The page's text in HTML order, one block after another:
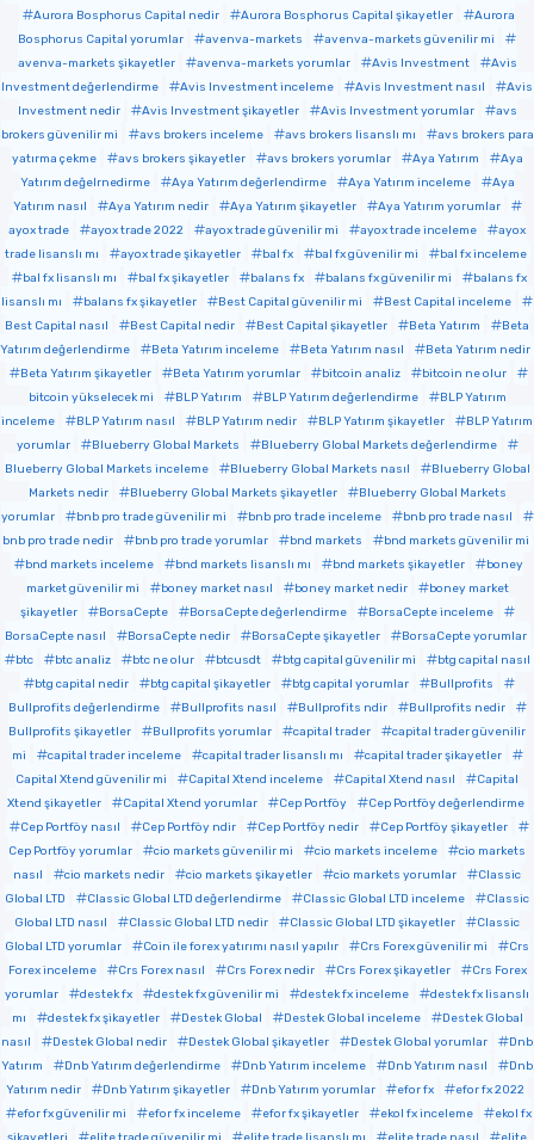
Aurora Bosphorus Capital nedir
Aurora Bosphorus Capital şikayetler
Aurora
Bosphorus Capital yorumlar
avenva-markets
avenva-markets güvenilir mi
avenva-markets şikayetler
avenva-markets yorumlar Avis Investment
Avis
Investment değerlendirme
Avis Investment inceleme Avis Investment nasıl
Avis
Investment nedir
Avis Investment şikayetler Avis Investment yorumlar
avs
brokers güvenilir mi
avs brokers inceleme avs brokers lisanslı mı
avs brokers para
yatırma çekme
avs brokers şikayetler avs brokers yorumlar Aya Yatırım
Aya
Yatırım değelrnedirme
Aya Yatırım değerlendirme Aya Yatırım inceleme
Aya
Yatırım nasıl
Aya Yatırım nedir Aya Yatırım şikayetler
Aya Yatırım yorumlar
ayox trade
ayox trade 2022 ayox trade güvenilir mi ayox trade inceleme
ayox
trade lisanslı mı
ayox trade şikayetler bal fx bal fx güvenilir mi
bal fx inceleme
bal fx lisanslı mı
bal fx şikayetler balans fx balans fx güvenilir mi
balans fx
lisanslı mı
balans fx şikayetler Best Capital güvenilir mi
Best Capital inceleme
Best Capital nasıl
Best Capital nedir Best Capital şikayetler Beta Yatırım
Beta
Yatırım değerlendirme
Beta Yatırım inceleme Beta Yatırım nasıl
Beta Yatırım nedir
Beta Yatırım şikayetler
Beta Yatırım yorumlar bitcoin analiz
bitcoin ne olur
bitcoin yükselecek mi
BLP Yatırım BLP Yatırım değerlendirme
BLP Yatırım
inceleme
BLP Yatırım nasıl BLP Yatırım nedir BLP Yatırım şikayetler
BLP Yatırım
yorumlar
Blueberry Global Markets
Blueberry Global Markets değerlendirme
Blueberry Global Markets inceleme
Blueberry Global Markets nasıl
Blueberry Global
Markets nedir
Blueberry Global Markets şikayetler
Blueberry Global Markets
yorumlar
bnb pro trade güvenilir mi bnb pro trade inceleme
bnb pro trade nasıl
bnb pro trade nedir
bnb pro trade yorumlar bnd markets
bnd markets güvenilir mi
bnd markets inceleme
bnd markets lisanslı mı bnd markets şikayetler
boney
market güvenilir mi
boney market nasıl boney market nedir
boney market
şikayetler
BorsaCepte BorsaCepte değerlendirme
BorsaCepte inceleme
BorsaCepte nasıl
BorsaCepte nedir BorsaCepte şikayetler
BorsaCepte yorumlar
btc
btc analiz btc ne olur btcusdt btg capital güvenilir mi
btg capital nasıl
btg capital nedir
btg capital şikayetler btg capital yorumlar
Bullprofits
Bullprofits değerlendirme
Bullprofits nasıl Bullprofits ndir
Bullprofits nedir
Bullprofits şikayetler
Bullprofits yorumlar capital trader
capital trader güvenilir
mi
capital trader inceleme capital trader lisanslı mı
capital trader şikayetler
Capital Xtend güvenilir mi
Capital Xtend inceleme Capital Xtend nasıl
Capital
Xtend şikayetler
Capital Xtend yorumlar Cep Portföy
Cep Portföy değerlendirme
Cep Portföy nasıl
Cep Portföy ndir Cep Portföy nedir
Cep Portföy şikayetler
Cep Portföy yorumlar
cio markets güvenilir mi cio markets inceleme
cio markets
nasıl
cio markets nedir cio markets şikayetler cio markets yorumlar
Classic
Global LTD
Classic Global LTD değerlendirme Classic Global LTD inceleme
Classic
Global LTD nasıl
Classic Global LTD nedir Classic Global LTD şikayetler
Classic
Global LTD yorumlar
Coin ile forex yatırımı nasıl yapılır Crs Forex güvenilir mi
Crs
Forex inceleme
Crs Forex nasıl Crs Forex nedir Crs Forex şikayetler
Crs Forex
yorumlar
destek fx destek fx güvenilir mi destek fx inceleme
destek fx lisanslı
mı
destek fx şikayetler Destek Global Destek Global inceleme
Destek Global
nasıl
Destek Global nedir Destek Global şikayetler Destek Global yorumlar
Dnb
Yatırım
Dnb Yatırım değerlendirme Dnb Yatırım inceleme Dnb Yatırım nasıl
Dnb
Yatırım nedir
Dnb Yatırım şikayetler Dnb Yatırım yorumlar efor fx
efor fx 2022
efor fx güvenilir mi
efor fx inceleme efor fx şikayetler ekol fx inceleme
ekol fx